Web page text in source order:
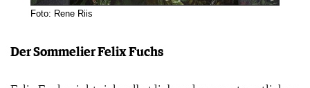
Foto: Rene Riis
Der Sommelier Felix Fuchs